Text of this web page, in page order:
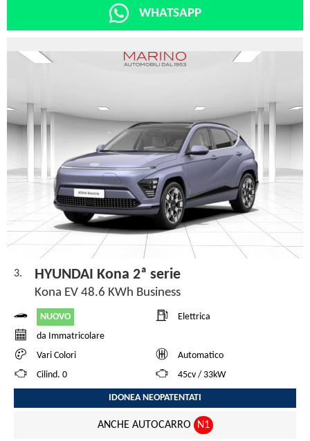
WHATSAPP
3. HYUNDAI Kona 2ª serie
Kona EV 48.6 KWh Business
NUOVO
Elettrica
da Immatricolare
Vari Colori
Automatico
Cilind. 0
45cv / 33kW
IDONEA NEOPATENTATI
ANCHE AUTOCARRO N1